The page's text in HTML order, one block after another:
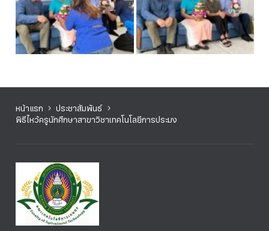
หน้าแรก
ประชาสัมพันธ์
พิธีไหว้ครูนักศึกษาสาขาวิชาเทคโนโลยีการประมง